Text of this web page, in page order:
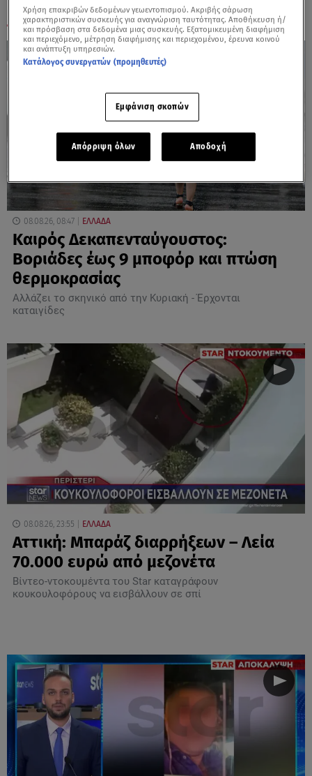
ΕΙΔΗΣΕΙΣ
08.08.26, 08:47 ΕΛΛΑΔΑ
Καιρός Δεκαπενταύγουστος:
Βοριάδες έως 9 μποφόρ και πτώση
θερμοκρασίας
Αλλάζει το σκηνικό από την Κυριακή - Έρχονται
καταιγίδες
08.08.26, 23:55 ΕΛΛΑΔΑ
Αττική: Μπαράζ διαρρήξεων – Λεία
70.000 ευρώ από μεζονέτα
Βίντεο-ντοκουμέντα του Star καταγράφουν
κουκουλοφόρους να εισβάλλουν σε σπί
Χρήση επακριβών δεδομένων γεωεντοπισμού. Ακριβής σάρωση
χαρακτηριστικών συσκευής για αναγνώριση ταυτότητας. Αποθήκευση ή/
και πρόσβαση στα δεδομένα μιας συσκευής. Εξατομικευμένη διαφήμιση
και περιεχόμενο, μέτρηση διαφήμισης και περιεχομένου, έρευνα κοινού
και ανάπτυξη υπηρεσιών.
Κατάλογος συνεργατών (προμηθευτές)
Εμφάνιση σκοπών
Απόρριψη όλων Αποδοχή